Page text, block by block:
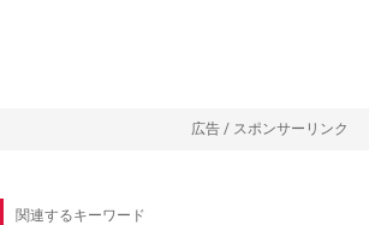
広告 / スポンサーリンク
関連するキーワード